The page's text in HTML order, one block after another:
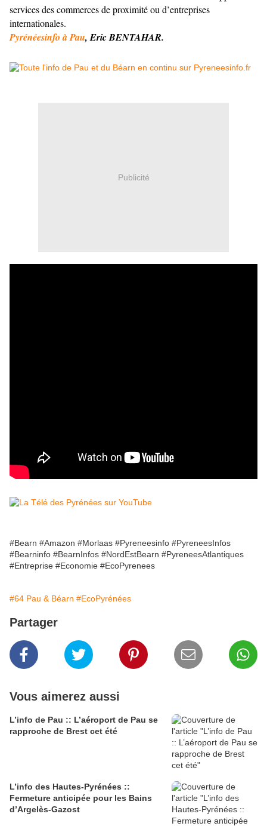
services des commerces de proximité ou d’entreprises
internationales.
Pyrénéesinfo à Pau, Eric BENTAHAR.
Publicité
#Bearn #Amazon #Morlaas #Pyreneesinfo #PyreneesInfos
#Bearninfo #BearnInfos #NordEstBearn #PyreneesAtlantiques
#Entreprise #Economie #EcoPyrenees
#64 Pau & Béarn #EcoPyrénées
Partager
Vous aimerez aussi
L’info de Pau :: L’aéroport de Pau se
rapproche de Brest cet été
L’info des Hautes-Pyrénées ::
Fermeture anticipée pour les Bains
d’Argelès-Gazost